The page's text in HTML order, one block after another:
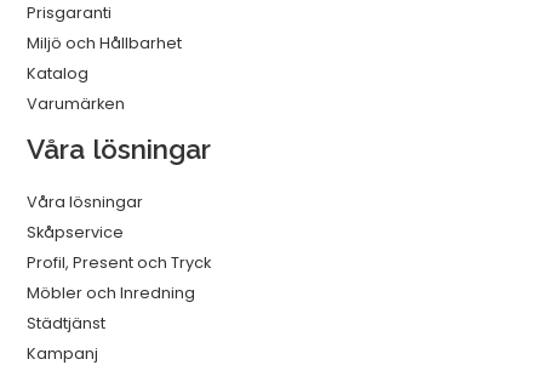
Prisgaranti
Miljö och Hållbarhet
Katalog
Varumärken
Våra lösningar
Våra lösningar
Skåpservice
Profil, Present och Tryck
Möbler och Inredning
Städtjänst
Kampanj